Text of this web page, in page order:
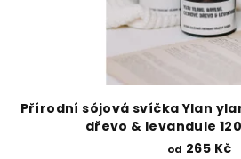
Přírodní sójová svíčka Ylan
dřevo & levandule
od 265 Kč